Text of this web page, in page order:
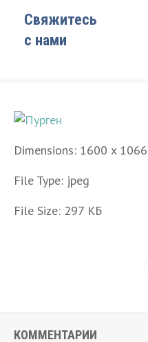
Свяжитесь
с нами
Dimensions: 1600 x 1066
File Type: jpeg
File Size: 297 КБ
КОММЕНТАРИИ